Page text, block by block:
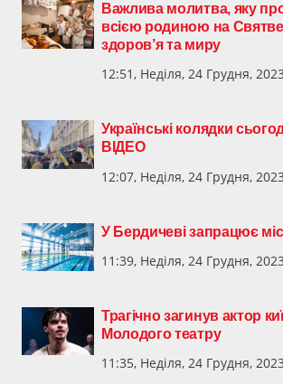
Важлива молитва, яку
всією родиною на
здоров’я та миру
12:51, Неділя, 24 Грудня, 2023
Українські колядки
ВІДЕО
12:07, Неділя, 24 Грудня, 2023
У Бердичеві запрацює
11:39, Неділя, 24 Грудня, 2023
Трагічно загинув актор
Молодого театру
11:35, Неділя, 24 Грудня, 2023